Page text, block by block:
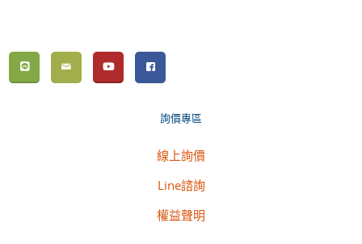
詢價專區
線上詢價
Line諮詢
權益聲明